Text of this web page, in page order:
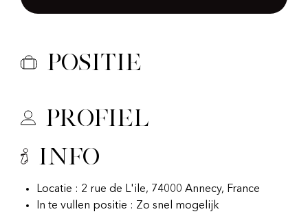
Positie
Profiel
Info
Locatie : 2 rue de L'ile, 74000 Annecy, France
In te vullen positie : Zo snel mogelijk